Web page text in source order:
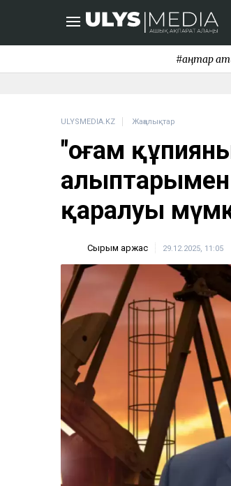
#қаңтар
ULYSMEDIA.KZ Жаңалықтар
"Қоғам
алыптарымен
қаралуы
Сырым Қаржас 29.12.2025, 11:05